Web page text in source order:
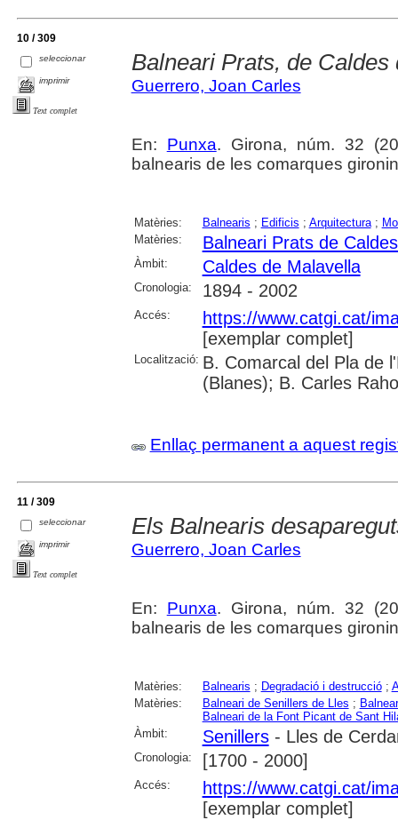
10 / 309
seleccionar
imprimir
Text complet
Balneari Prats, de Caldes
Guerrero, Joan Carles
En: Punxa. Girona, núm. 32
balnearis de les comarques
Matèries: Balnearis ; Edificis ; Arquitectura;
Matèries:
Balneari Prats de
Àmbit: Caldes de Malavella
Cronologia: 1894 - 2002
Accés:
https://www.catgi.cat/
[exemplar complet]
Localització: B. Comarcal del Pla de
(Blanes); B. Carles
Enllaç permanent a aquest
11 / 309
seleccionar
imprimir
Text complet
Els Balnearis
Guerrero, Joan Carles
En: Punxa. Girona, núm. 32
balnearis de les comarques
Matèries: Balnearis ; Degradació i destrucció;
Matèries:
Balneari de Senillers de Lles ;
Balneari de la Font Picant de Sant
Àmbit:
Senillers- Lles de
Cronologia: [1700 - 2000]
Accés:
https://www.catgi.cat/
[exemplar complet]